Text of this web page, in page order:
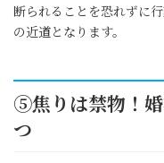
断られることを恐れずに
の近道となります。
⑤焦りは禁物！
つ